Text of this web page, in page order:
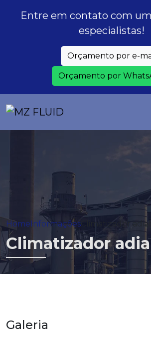
Entre em contato com
especialistas!
Orçamento por e-
Orçamento por
HomeInformações Climatizador
Climatizador
Galeria